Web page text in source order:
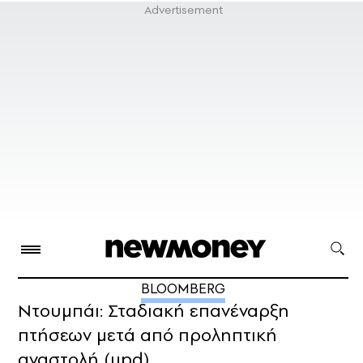
BLOOMBERG
Ντουμπάι: Σταδιακή επανέναρξη
πτήσεων μετά από προληπτική